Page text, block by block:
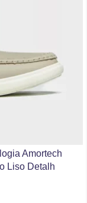
Amortech
Liso Detalh